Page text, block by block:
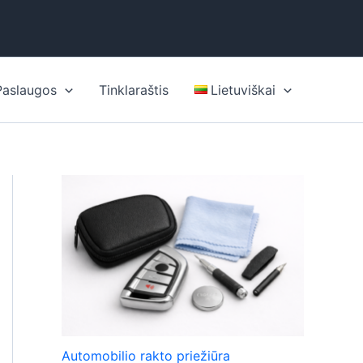
Tinklaraštis Lietuviškai
Automobilio rakto priežiūra